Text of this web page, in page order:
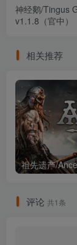
神经鹅/Tingus
v1.1.8（官中）
相关推荐
评论 共1条